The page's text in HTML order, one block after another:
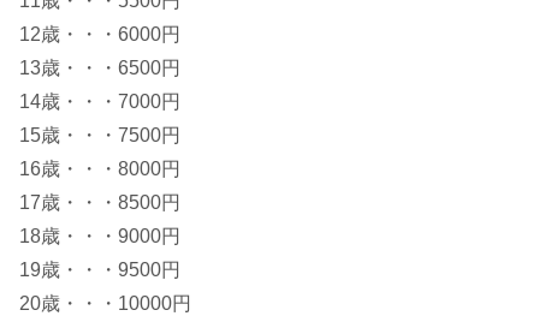
12歳・・・6000円
13歳・・・6500円
14歳・・・7000円
15歳・・・7500円
16歳・・・8000円
17歳・・・8500円
18歳・・・9000円
19歳・・・9500円
20歳・・・10000円